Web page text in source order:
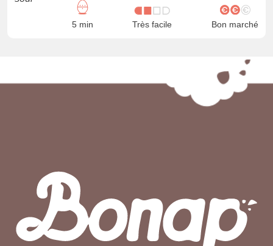
5 min Très facile Bon marché